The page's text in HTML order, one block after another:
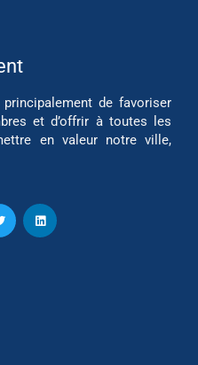
de favoriser
et d’offrir à toutes les
en valeur notre ville,